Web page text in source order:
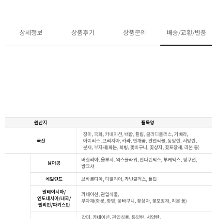
상세정보 상품후기 상품문의 배송/교환/반품